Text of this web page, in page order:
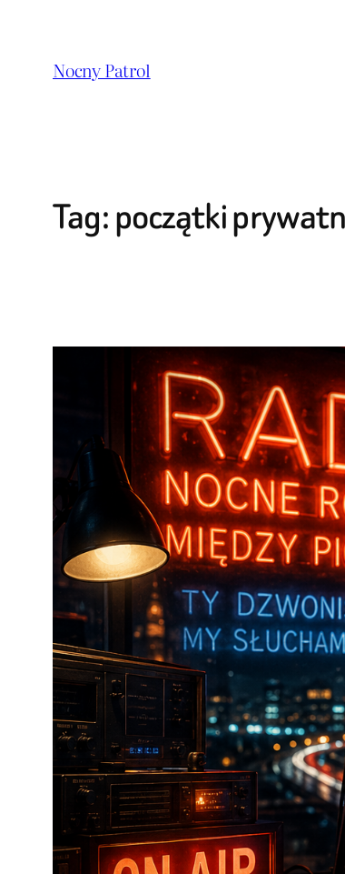
Nocny Patrol
Tag:początki